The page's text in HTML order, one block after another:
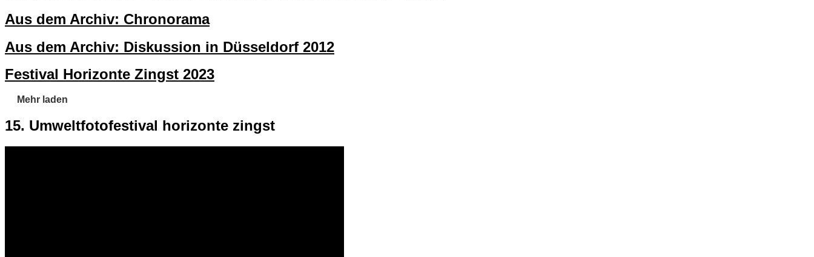
Aus dem Archiv: Chronorama
Aus dem Archiv: Diskussion in Düsseldorf 2012
Festival Horizonte Zingst 2023
Mehr laden
15. Umweltfotofestival horizonte zingst